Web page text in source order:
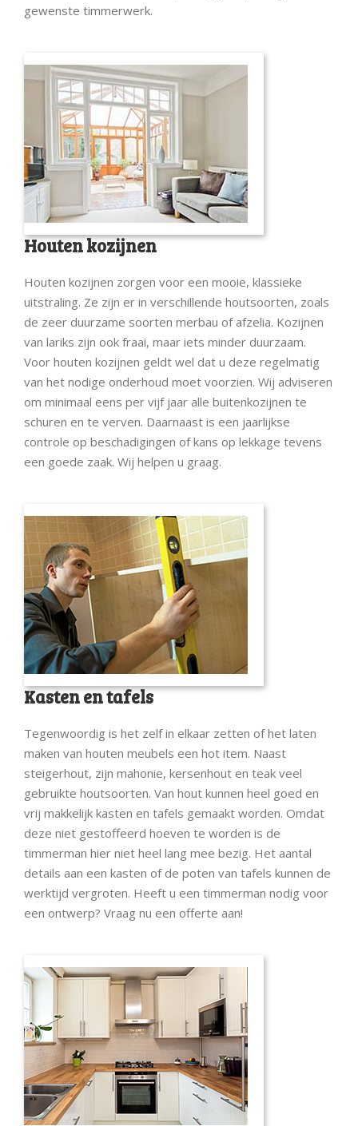
gewenste timmerwerk.
Houten kozijnen
Houten kozijnen zorgen voor een mooie, klassieke
uitstraling. Ze zijn er in verschillende houtsoorten, zoals
de zeer duurzame soorten merbau of afzelia. Kozijnen
van lariks zijn ook fraai, maar iets minder duurzaam.
Voor houten kozijnen geldt wel dat u deze regelmatig
van het nodige onderhoud moet voorzien. Wij adviseren
om minimaal eens per vijf jaar alle buitenkozijnen te
schuren en te verven. Daarnaast is een jaarlijkse
controle op beschadigingen of kans op lekkage tevens
een goede zaak. Wij helpen u graag.
Kasten en tafels
Tegenwoordig is het zelf in elkaar zetten of het laten
maken van houten meubels een hot item. Naast
steigerhout, zijn mahonie, kersenhout en teak veel
gebruikte houtsoorten. Van hout kunnen heel goed en
vrij makkelijk kasten en tafels gemaakt worden. Omdat
deze niet gestoffeerd hoeven te worden is de
timmerman hier niet heel lang mee bezig. Het aantal
details aan een kasten of de poten van tafels kunnen de
werktijd vergroten. Heeft u een timmerman nodig voor
een ontwerp? Vraag nu een offerte aan!